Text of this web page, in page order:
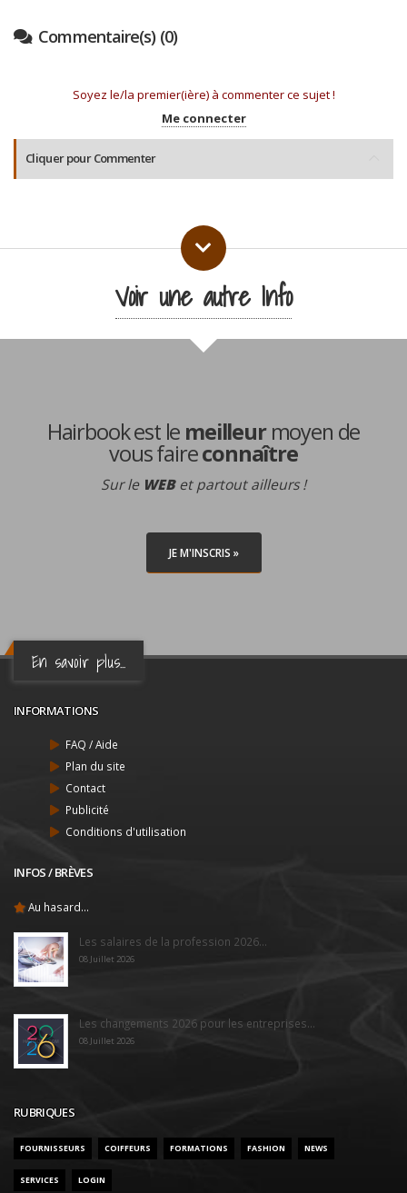
Commentaire(s) (0)
Soyez le/la premier(ière) à commenter ce sujet !
Me connecter
Cliquer pour Commenter
Voir une autre Info
Hairbook est le meilleurmoyen de
vous faireconnaître
Sur le WEBet partout ailleurs !
JE M'INSCRIS »
En savoir plus...
INFORMATIONS
FAQ / Aide
Plan du site
Contact
Publicité
Conditions d'utilisation
INFOS / BRÈVES
Au hasard...
Les salaires de la profession 2026...
08 Juillet 2026
Les changements 2026 pour les entreprises...
08 Juillet 2026
RUBRIQUES
FOURNISSEURS COIFFEURS FORMATIONS FASHION NEWS
SERVICES LOGIN